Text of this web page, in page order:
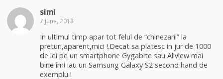
simi
7 June, 2013
In ultimul timp apar tot felul de “chinezarii” la
preturi,aparent,mici !.Decat sa platesc in jur de 1000
de lei pe un smartphone Gygabite sau Allview mai
bine îmi iau un Samsung Galaxy S2 second hand de
exemplu !